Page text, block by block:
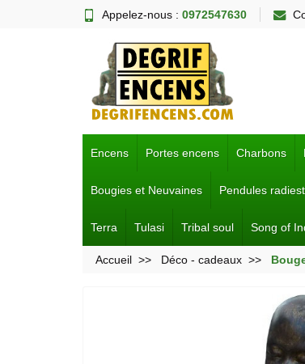
Appelez-nous : 0972547630
Encens Portes encens Charbons
Bougies et Neuvaines Pendules
Terra Tulasi Tribal soul Song of
Accueil Déco - cadeaux